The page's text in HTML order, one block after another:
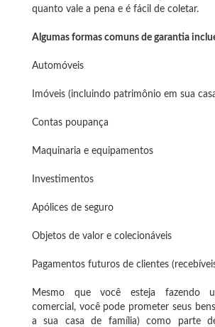
quanto vale a pena e é fácil de coletar.
Algumas formas comuns de garantia
Automóveis
Imóveis (incluindo patrimônio em sua
Contas poupança
Maquinaria e equipamentos
Investimentos
Apólices de seguro
Objetos de valor e colecionáveis
Pagamentos futuros de clientes
Mesmo que você esteja fazendo
comercial, você pode prometer seus
a sua casa de família) como parte